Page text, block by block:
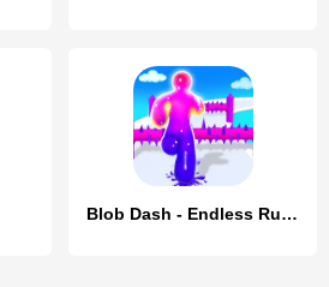
Blob Dash - Endless Runner